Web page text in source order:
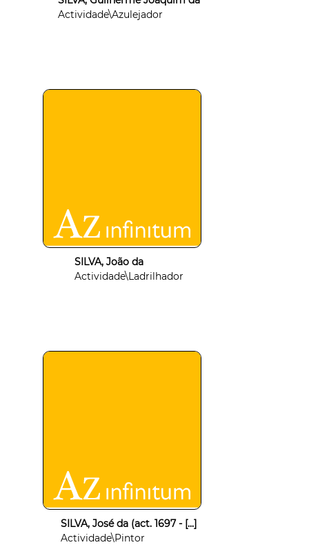
Actividade\Azulejador
SILVA, João da
Actividade\Ladrilhador
SILVA, José da (act. 1697 - [...]
Actividade\Pintor